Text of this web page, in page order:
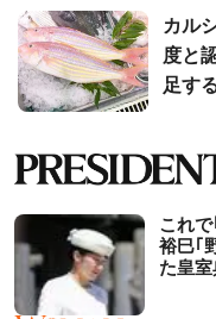
カル
度と
足す
これ
裕巳｢
た皇